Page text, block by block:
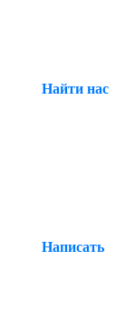
Найти нас
Написать